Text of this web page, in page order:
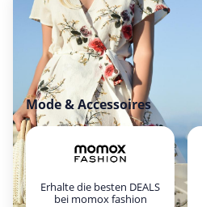
Mode & Accessoires
Erhalte die besten DEALS
bei momox fashion